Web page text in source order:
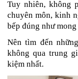
Tuy nhiên, không
chuyên môn, kinh
bếp đúng như
Nên tìm đến
không qua trung
kiệm nhất.